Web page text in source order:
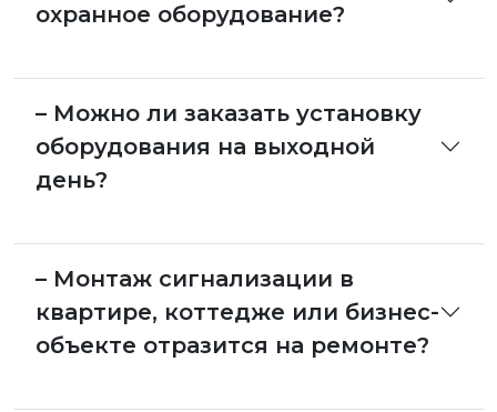
охранное оборудование?
– Можно ли заказать установку
оборудования на выходной
день?
– Монтаж сигнализации в
квартире, коттедже или бизнес-
объекте отразится на ремонте?